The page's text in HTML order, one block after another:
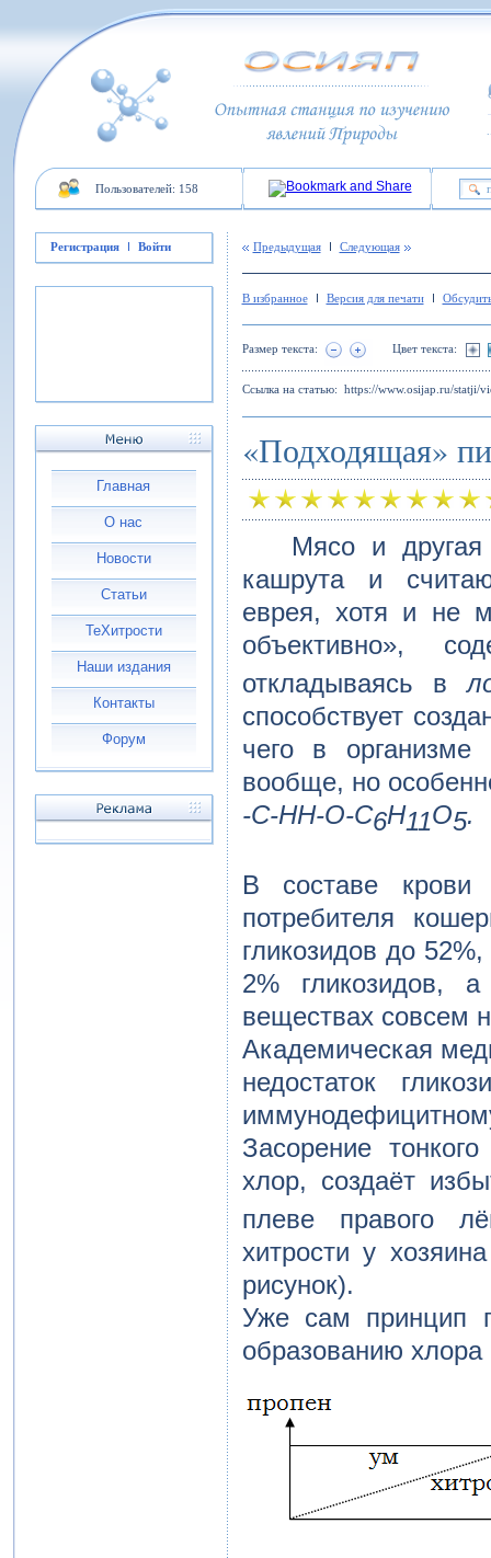
Пользователей: 158
Регистрация Войти
Главная
О нас
Новости
Статьи
ТеХитрости
Наши издания
Контакты
Форум
Предыдущая Следующая
В избранное Версия для печати
Размер текста: Цвет текста:
Ссылка на статью: https://www.osijap.ru/statji/
«Подходящая»
Мясо и другая
кашрута и
еврея, хотя и не
объективно»,
откладываясь в
способствует
чего в организме
вообще, но
-C-НН-О-С6Н11О5.
В составе
потребителя
гликозидов до
2% гликозидов,
веществах совсем
Академическая
недостаток
Засорение
хлор, создаёт
плеве правого
хитрости у
рисунок).
Уже сам принцип
образованию хлора